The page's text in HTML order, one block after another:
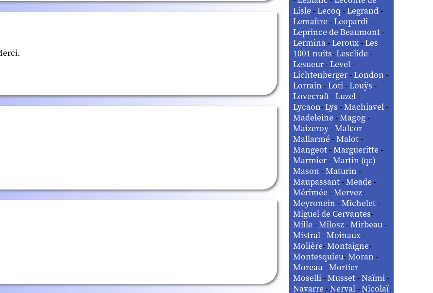
Lisle-Lecoq-Legrand-
Lemaître-Leopardi-
Leprince de Beaumont-
Lermina-Leroux-Les
1001 nuits-Lesclide-
Lesueur-Level-
Lichtenberger-London-
Lorrain-Loti-Louÿs-
Lovecraft-Luzel-
Lycaon-Lys-Machiavel-
Madeleine-Magog-
Maizeroy-Malcor-
Mallarmé-Malot-
Mangeot-Margueritte-
Marmier-Martin (qc)-
Mason-Maturin-
Maupassant-Meade-
Mérimée-Mervez-
Meyronein-Michelet-
Miguel de Cervantes-
Mille-Milosz-Mirbeau-
Mistral-Moinaux-
Molière-Montaigne-
Montesquieu-Moran-
Moreau-Mortier-
Moselli-Musset-Naïmi-
Navarre-Nerval-Nicolaï